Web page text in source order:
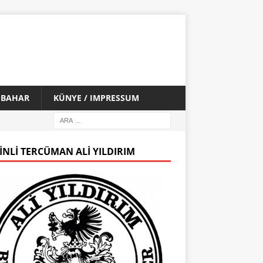
KÜNYE / IMPRESSUM
TERCÜMAN ALI YILDIRIM